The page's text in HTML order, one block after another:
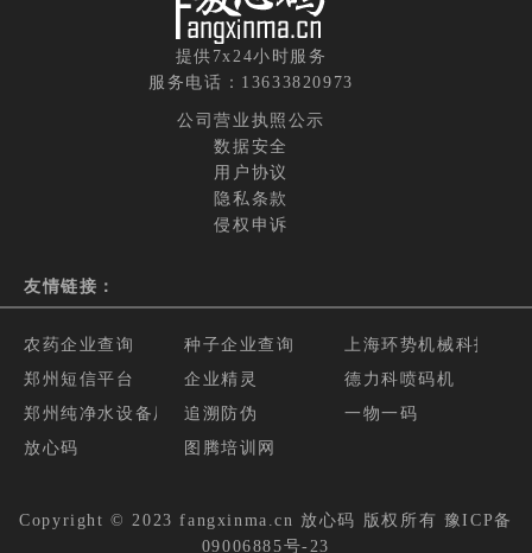
提供7x24小时服务
服务电话：13633820973
公司营业执照公示
数据安全
用户协议
隐私条款
侵权申诉
友情链接：
农药企业查询 种子企业查询
上海环势机械科技有
郑州短信平台
企业精灵
德力科喷码机
郑州纯净水设备厂家追溯防伪
一物一码
放心码
图腾培训网
Copyright © 2023 fangxinma.cn 放心码 版权所有 豫ICP备
09006885号-23